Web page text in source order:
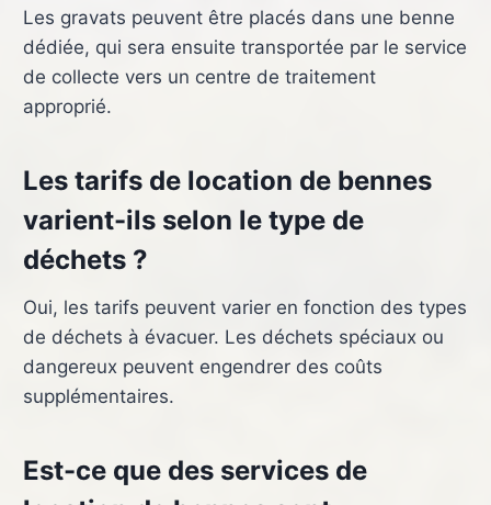
Les gravats peuvent être placés dans une benne
dédiée, qui sera ensuite transportée par le service
de collecte vers un centre de traitement
approprié.
Les tarifs de location de bennes
varient-ils selon le type de
déchets ?
Oui, les tarifs peuvent varier en fonction des types
de déchets à évacuer. Les déchets spéciaux ou
dangereux peuvent engendrer des coûts
supplémentaires.
Est-ce que des services de